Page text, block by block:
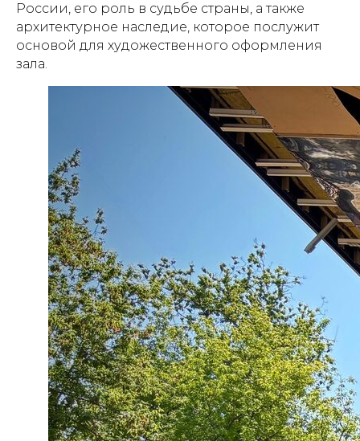
России, его роль в судьбе страны, а также
архитектурное наследие, которое послужит
основой для художественного оформления
зала.